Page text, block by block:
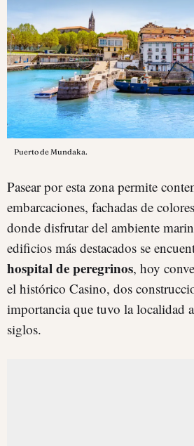
Puerto de Mundaka.
Pasear por esta zona permite
embarcaciones, fachadas de
donde disfrutar del ambiente
edificios más destacados se
hospital de peregrinos, hoy
el histórico Casino, dos
importancia que tuvo la localidad
siglos.